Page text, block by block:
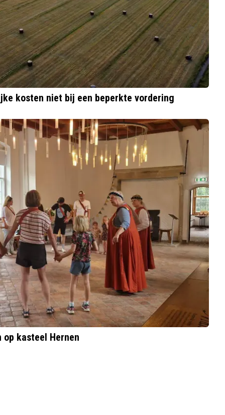
kosten niet bij een beperkte vordering
op kasteel Hernen